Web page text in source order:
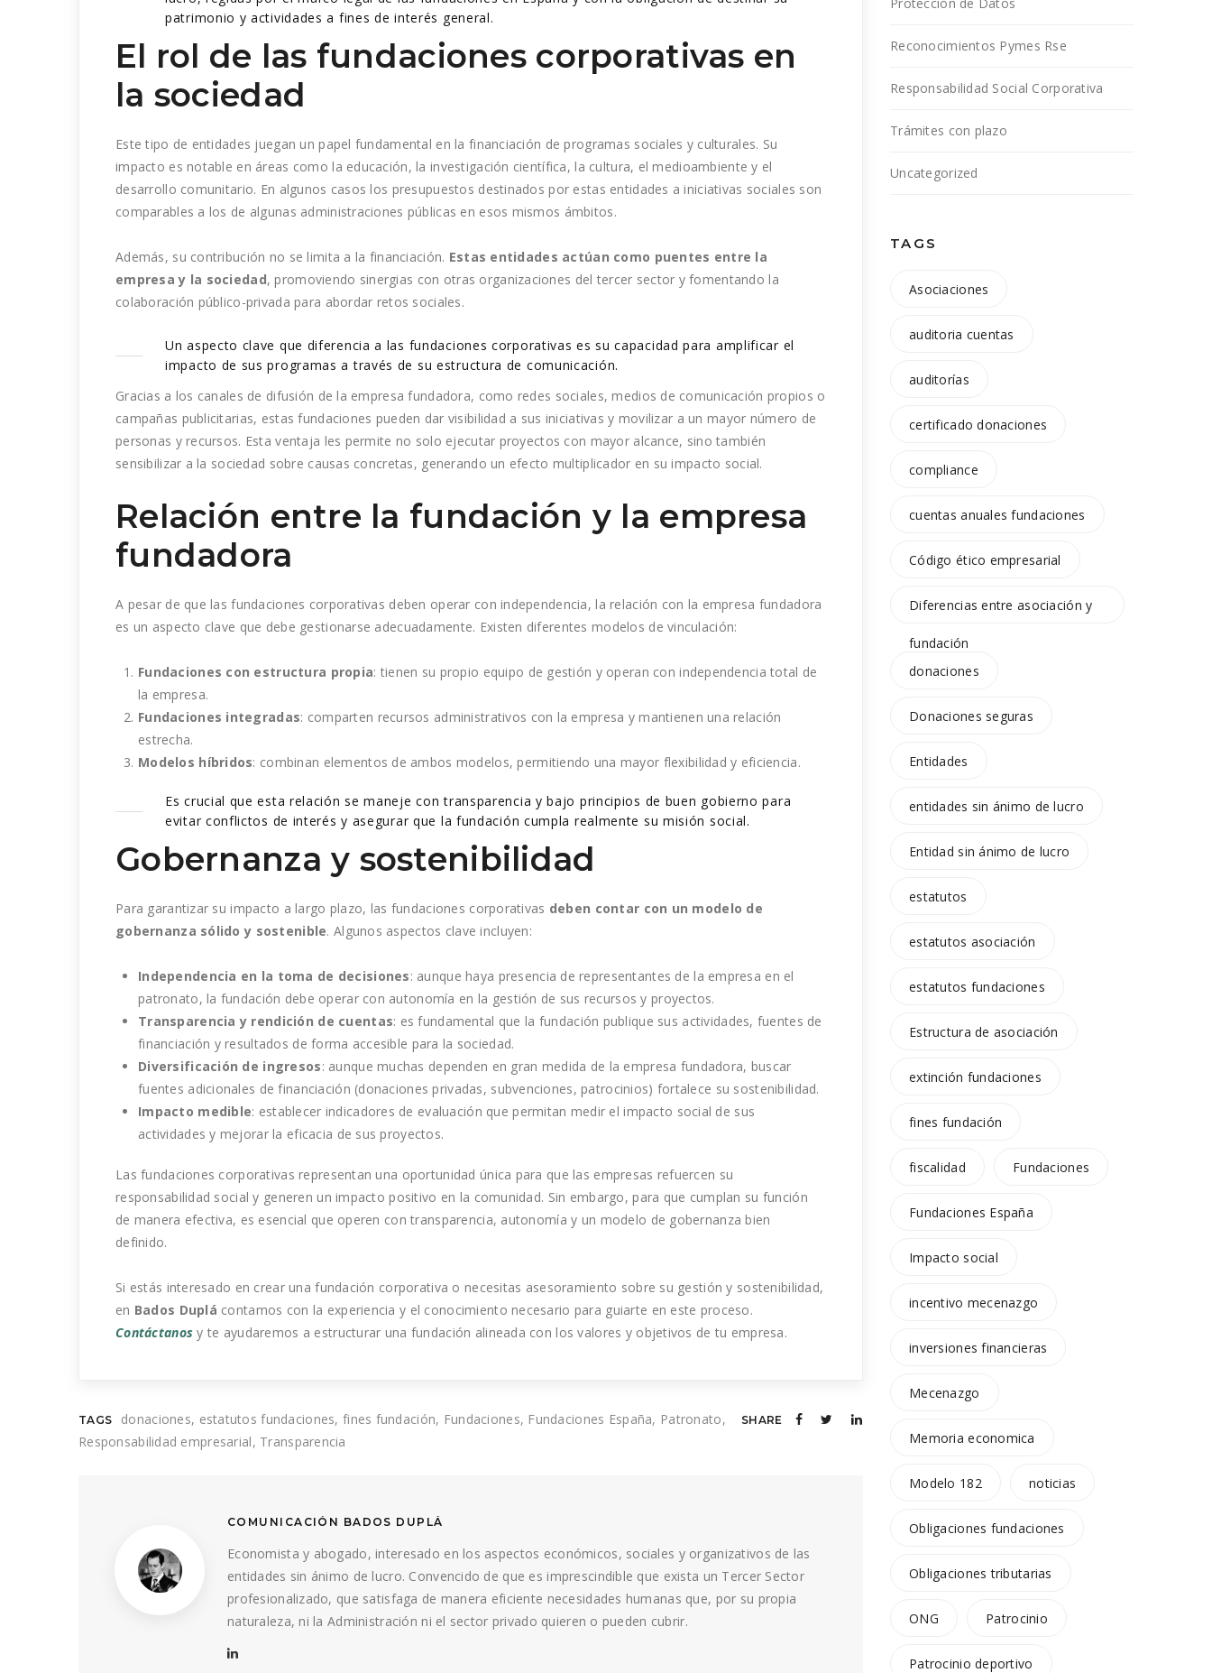
patrimonio y actividades a fines de interés general​.
El rol de las fundaciones corporativas en
la sociedad
Este tipo de entidades juegan un papel fundamental en la financiación de programas sociales y culturales. Su
impacto es notable en áreas como la educación, la investigación científica, la cultura, el medioambiente y el
desarrollo comunitario. En algunos casos los presupuestos destinados por estas entidades a iniciativas sociales son
comparables a los de algunas administraciones públicas en esos mismos ámbitos​.
Además, su contribución no se limita a la financiación. Estas entidades actúan como puentes entre la
empresa y la sociedad, promoviendo sinergias con otras organizaciones del tercer sector y fomentando la
colaboración público-privada para abordar retos sociales.
Un aspecto clave que diferencia a las fundaciones corporativas es su capacidad para amplificar el
impacto de sus programas a través de su estructura de comunicación.
Gracias a los canales de difusión de la empresa fundadora, como redes sociales, medios de comunicación propios o
campañas publicitarias, estas fundaciones pueden dar visibilidad a sus iniciativas y movilizar a un mayor número de
personas y recursos. Esta ventaja les permite no solo ejecutar proyectos con mayor alcance, sino también
sensibilizar a la sociedad sobre causas concretas, generando un efecto multiplicador en su impacto social​.
Relación entre la fundación y la empresa
fundadora
A pesar de que las fundaciones corporativas deben operar con independencia, la relación con la empresa fundadora
es un aspecto clave que debe gestionarse adecuadamente. Existen diferentes modelos de vinculación:
Fundaciones con estructura propia: tienen su propio equipo de gestión y operan con independencia total de
la empresa.
Fundaciones integradas: comparten recursos administrativos con la empresa y mantienen una relación
estrecha.
Modelos híbridos: combinan elementos de ambos modelos, permitiendo una mayor flexibilidad y eficiencia.
Es crucial que esta relación se maneje con transparencia y bajo principios de buen gobierno para
evitar conflictos de interés y asegurar que la fundación cumpla realmente su misión social​.
Gobernanza y sostenibilidad
Para garantizar su impacto a largo plazo, las fundaciones corporativas deben contar con un modelo de
gobernanza sólido y sostenible. Algunos aspectos clave incluyen:
Independencia en la toma de decisiones: aunque haya presencia de representantes de la empresa en el
patronato, la fundación debe operar con autonomía en la gestión de sus recursos y proyectos.
Transparencia y rendición de cuentas: es fundamental que la fundación publique sus actividades, fuentes de
financiación y resultados de forma accesible para la sociedad.
Diversificación de ingresos: aunque muchas dependen en gran medida de la empresa fundadora, buscar
fuentes adicionales de financiación (donaciones privadas, subvenciones, patrocinios) fortalece su sostenibilidad.
Impacto medible: establecer indicadores de evaluación que permitan medir el impacto social de sus
actividades y mejorar la eficacia de sus proyectos​.
Las fundaciones corporativas representan una oportunidad única para que las empresas refuercen su
responsabilidad social y generen un impacto positivo en la comunidad. Sin embargo, para que cumplan su función
de manera efectiva, es esencial que operen con transparencia, autonomía y un modelo de gobernanza bien
definido.
Si estás interesado en crear una fundación corporativa o necesitas asesoramiento sobre su gestión y sostenibilidad,
en Bados Duplá contamos con la experiencia y el conocimiento necesario para guiarte en este proceso.
Contáctanos y te ayudaremos a estructurar una fundación alineada con los valores y objetivos de tu empresa.
TAGS donaciones estatutos fundaciones fines fundación Fundaciones Fundaciones España
Patronato
Responsabilidad empresarial Transparencia
SHARE
COMUNICACIÓN BADOS DUPLÁ
Economista y abogado, interesado en los aspectos económicos, sociales y organizativos de las
entidades sin ánimo de lucro. Convencido de que es imprescindible que exista un Tercer Sector
profesionalizado, que satisfaga de manera eficiente necesidades humanas que, por su propia
naturaleza, ni la Administración ni el sector privado quieren o pueden cubrir.
Reconocimientos Pymes Rse
Responsabilidad Social Corporativa
Trámites con plazo
Uncategorized
TAGS
Asociaciones
auditoria cuentas
auditorías
certificado donaciones
compliance
cuentas anuales fundaciones
Código ético empresarial
Diferencias entre asociación y
fundación
donaciones
Donaciones seguras
Entidades
entidades sin ánimo de lucro
Entidad sin ánimo de lucro
estatutos
estatutos asociación
estatutos fundaciones
Estructura de asociación
extinción fundaciones
fines fundación
fiscalidad Fundaciones
Fundaciones España
Impacto social
incentivo mecenazgo
inversiones financieras
Mecenazgo
Memoria economica
Modelo 182 noticias
Obligaciones fundaciones
Obligaciones tributarias
ONG Patrocinio
Patrocinio deportivo